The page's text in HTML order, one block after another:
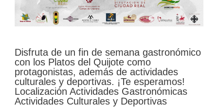
Disfruta de un fin de semana gastronómico
con los Platos del Quijote como
protagonistas, además de actividades
culturales y deportivas. ¡Te esperamos!
Localización Actividades Gastronómicas
Actividades Culturales y Deportivas